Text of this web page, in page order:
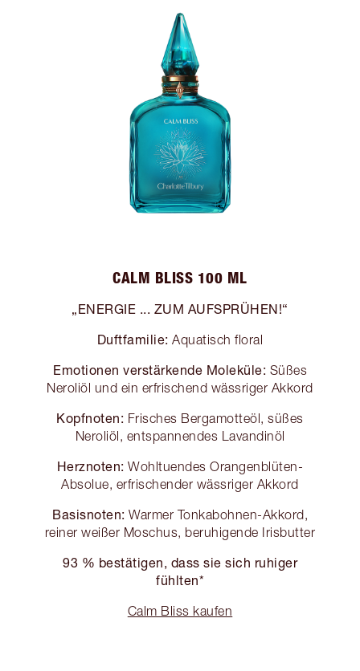
CALM BLISS 100 ML
„ENERGIE ... ZUM AUFSPRÜHEN!“
Duftfamilie: Aquatisch floral
Emotionen verstärkende Moleküle: Süßes
Neroliöl und ein erfrischend wässriger Akkord
Kopfnoten: Frisches Bergamotteöl, süßes
Neroliöl, entspannendes Lavandinöl
Herznoten: Wohltuendes Orangenblüten-
Absolue, erfrischender wässriger Akkord
Basisnoten: Warmer Tonkabohnen-Akkord,
reiner weißer Moschus, beruhigende Irisbutter
93 % bestätigen, dass sie sich ruhiger
fühlten*
Calm Bliss kaufen